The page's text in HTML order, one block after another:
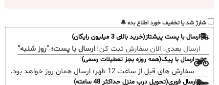
شارژ شد یا تخفیف خورد اطلاع بده 🔔
ارسال با پست پیشتاز(خرید بالای 3 میلیون رایگان)
ارسال بعدی: الان سفارش ثبت کن! ارسال با پست؛ "روز شنبه"
ارسال با پیک(همه روزه بجز تعطیلات رسمی)
سفارش های قبل از ساعت 12 ظهر؛ ارسال همان روز خواهد بود.
ارسال فوری(تحویل درب منزل حداکثر 48 ساعته)